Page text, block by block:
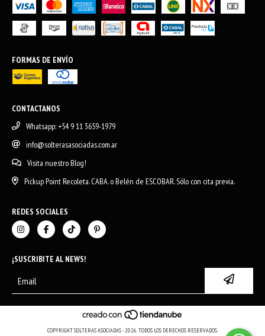
FORMAS DE ENVÍO
CONTACTANOS
Whatsapp: +54 9 11 3659-1979
info@solterasasociadas.com.ar
Visita nuestro Blog!
Pickup Point Recoleta. CABA. o Belén de ESCOBAR. Sólo con cita previa.
REDES SOCIALES
¡SUSCRIBITE AL NEWS!
COPYRIGHT SOLTERAS ASOCIADAS - 2026. TODOS LOS DERECHOS RESERVADOS.